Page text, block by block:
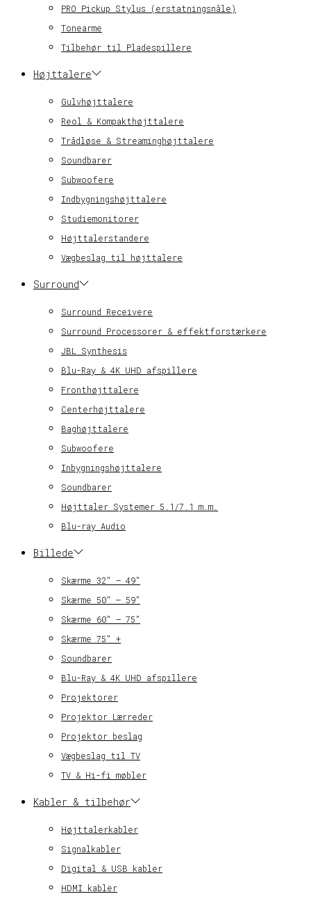
PRO Pickup Stylus (erstatningsnåle)
Tonearme
Tilbehør til Pladespillere
Højttalere
Gulvhøjttalere
Reol & Kompakthøjttalere
Trådløse & Streaminghøjttalere
Soundbarer
Subwoofere
Indbygningshøjttalere
Studiemonitorer
Højttalerstandere
Vægbeslag til højttalere
Surround
Surround Receivere
Surround Processorer & effektforstærkere
JBL Synthesis
Blu-Ray & 4K UHD afspillere
Fronthøjttalere
Centerhøjttalere
Baghøjttalere
Subwoofere
Inbygningshøjttalere
Soundbarer
Højttaler Systemer 5.1/7.1 m.m.
Blu-ray Audio
Billede
Skærme 32″ – 49″
Skærme 50″ – 59″
Skærme 60″ – 75″
Skærme 75″ +
Soundbarer
Blu-Ray & 4K UHD afspillere
Projektorer
Projektor Lærreder
Projektor beslag
Vægbeslag til TV
TV & Hi-fi møbler
Kabler & tilbehør
Højttalerkabler
Signalkabler
Digital & USB kabler
HDMI kabler